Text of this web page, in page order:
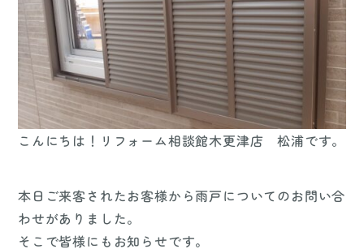
こんにちは！リフォーム相談館木更津店 松浦です。
本日ご来客されたお客様から雨戸についてのお問い合
わせがありました。
そこで皆様にもお知らせです。